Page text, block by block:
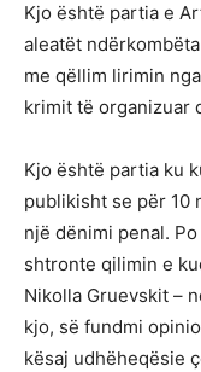
Kjo është partia e
aleatët
me qëllim lirimin
krimit të organizuar
Kjo është partia ku
publikisht se për 10
një dënimi penal.
shtronte qilimin e
Nikolla Gruevskit –
kjo, së fundmi
kësaj udhëheqësie